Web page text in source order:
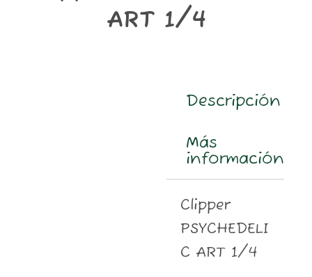
ART 1/4
Descripción
Más
información
Clipper
PSYCHEDELI
C ART 1/4